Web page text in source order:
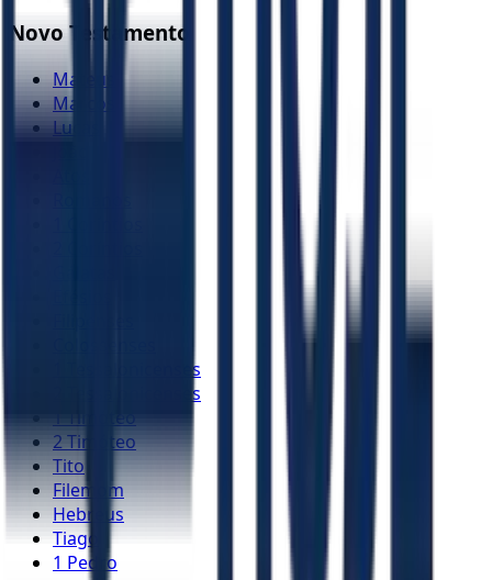
Novo Testamento
Mateus
Marcos
Lucas
1 Tessalonicenses
2 Tessalonicenses
1 Timóteo
2 Timóteo
Tito
Filemom
Hebreus
Tiago
1 Pedro